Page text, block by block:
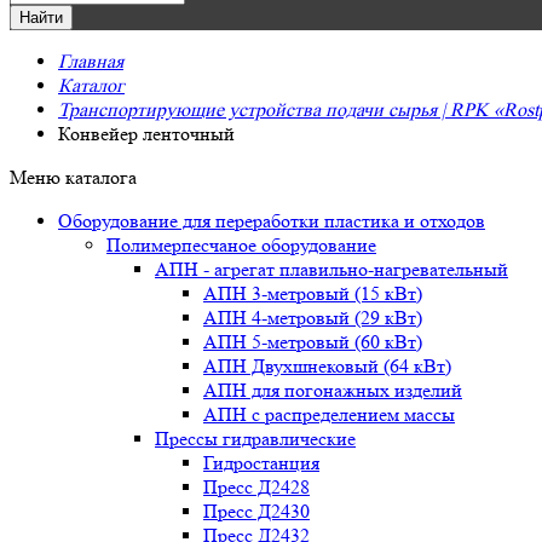
Главная
Каталог
Транспортирующие устройства подачи сырья | RPK
Конвейер ленточный
Меню каталога
Оборудование для переработки пластика и отходов
Полимерпесчаное оборудование
АПН - агрегат плавильно-нагревательный
АПН 3-метровый (15 кВт)
АПН 4-метровый (29 кВт)
АПН 5-метровый (60 кВт)
АПН Двухшнековый (64 кВт)
АПН для погонажных изделий
АПН с распределением массы
Прессы гидравлические
Гидростанция
Пресс Д2428
Пресс Д2430
Пресс Д2432